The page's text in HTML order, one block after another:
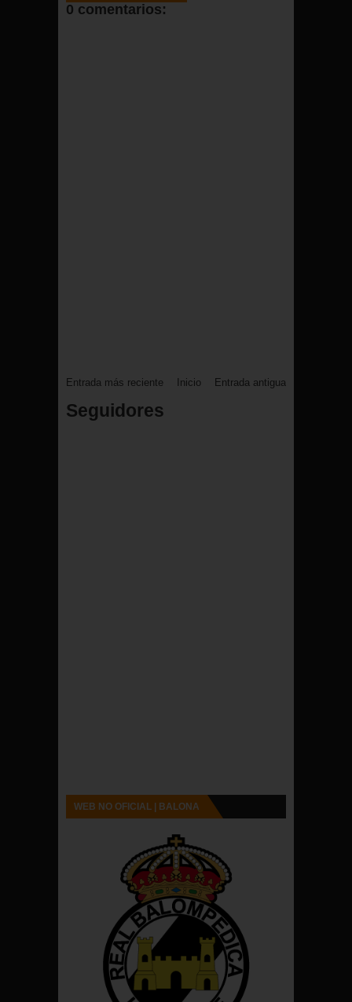
FACEBOOK
0 comentarios:
Entrada más reciente Entrada antigua
Inicio
Seguidores
WEB NO OFICIAL | BALONA